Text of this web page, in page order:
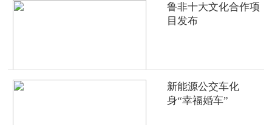
鲁非十大文化合作项
目发布
新能源公交车化
身“幸福婚车”